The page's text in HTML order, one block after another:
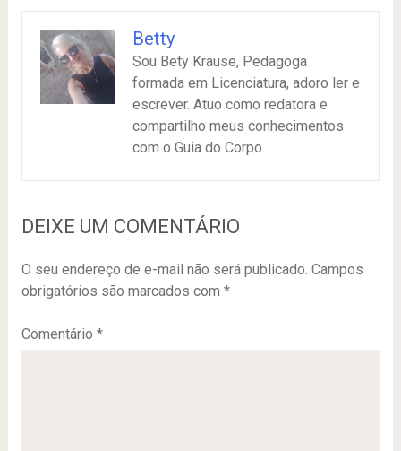
Betty
Sou Bety Krause, Pedagoga
formada em Licenciatura, adoro ler e
escrever. Atuo como redatora e
compartilho meus conhecimentos
com o Guia do Corpo.
DEIXE UM COMENTÁRIO
O seu endereço de e-mail não será publicado. Campos
obrigatórios são marcados com *
Comentário *